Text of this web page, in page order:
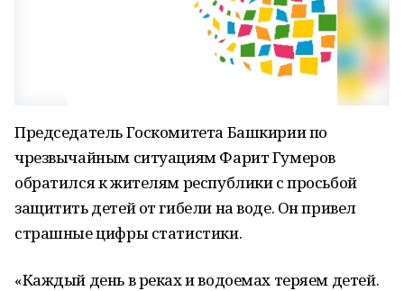
Председатель Госкомитета Башкирии по
чрезвычайным ситуациям Фарит Гумеров
обратился к жителям республики с просьбой
защитить детей от гибели на воде. Он привел
страшные цифры статистики.
«Каждый день в реках и водоемах теряем детей.